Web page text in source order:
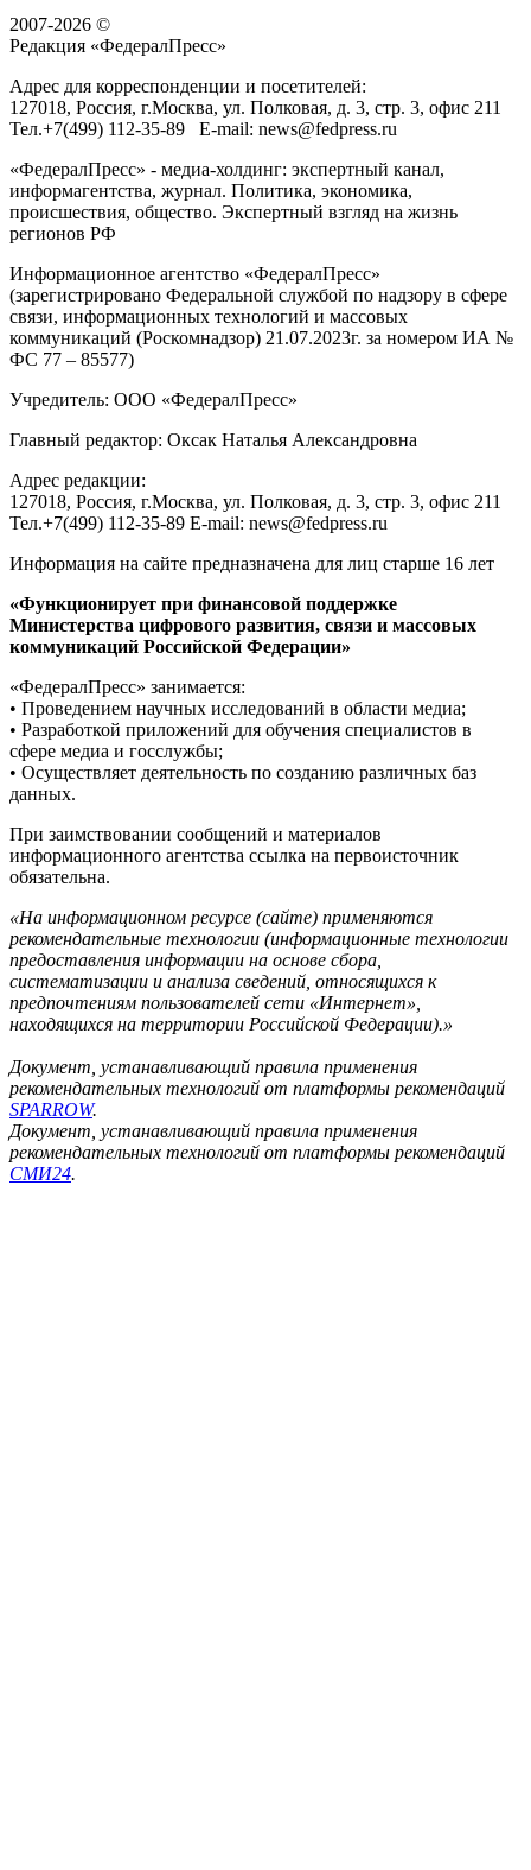
2007-2026 ©
Редакция «ФедералПресс»
Адрес для корреспонденции и посетителей:
127018, Россия, г.Москва, ул. Полковая, д. 3, стр. 3, офис 211
Тел.+7(499) 112-35-89 E-mail: news@fedpress.ru
«ФедералПресс» - медиа-холдинг: экспертный канал,
информагентства, журнал. Политика, экономика,
происшествия, общество. Экспертный взгляд на жизнь
регионов РФ
Информационное агентство «ФедералПресс»
(зарегистрировано Федеральной службой по надзору в сфере
связи, информационных технологий и массовых
коммуникаций (Роскомнадзор) 21.07.2023г. за номером ИА №
ФС 77 – 85577)
Учредитель: ООО «ФедералПресс»
Главный редактор: Оксак Наталья Александровна
Адрес редакции:
127018, Россия, г.Москва, ул. Полковая, д. 3, стр. 3, офис 211
Тел.+7(499) 112-35-89 E-mail: news@fedpress.ru
Информация на сайте предназначена для лиц старше 16 лет
«Функционирует при финансовой поддержке
Министерства цифрового развития, связи и массовых
коммуникаций Российской Федерации»
«ФедералПресс» занимается:
• Проведением научных исследований в области медиа;
• Разработкой приложений для обучения специалистов в
сфере медиа и госслужбы;
• Осуществляет деятельность по созданию различных баз
данных.
При заимствовании сообщений и материалов
информационного агентства ссылка на первоисточник
обязательна.
«На информационном ресурсе (сайте) применяются
рекомендательные технологии (информационные технологии
предоставления информации на основе сбора,
систематизации и анализа сведений, относящихся к
предпочтениям пользователей сети «Интернет»,
находящихся на территории Российской Федерации).»
Документ, устанавливающий правила применения
рекомендательных технологий от платформы рекомендаций
SPARROW.
Документ, устанавливающий правила применения
рекомендательных технологий от платформы рекомендаций
СМИ24.